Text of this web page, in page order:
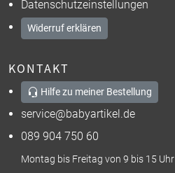
Datenschutzeinstellungen
Widerruf erklären
KONTAKT
Hilfe zu meiner Bestellung
service@babyartikel.de
089 904 750 60
Montag bis Freitag von 9 bis 15 Uhr